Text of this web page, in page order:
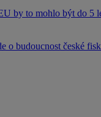
by to mohlo být do 5
o budoucnost české